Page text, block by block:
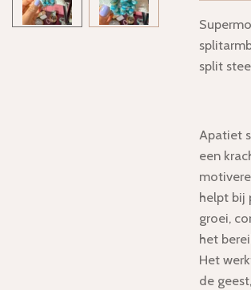
split
Apatiet
een
helpt bij
groei,
het
Het
de